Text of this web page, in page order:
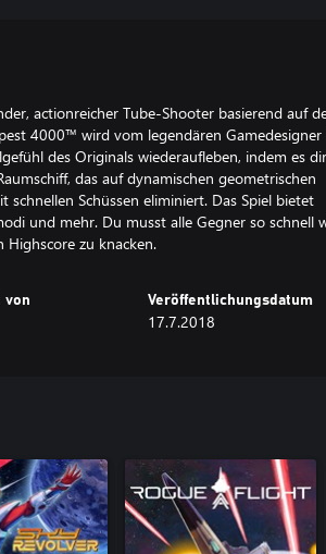
actionreicher Tube-Shooter basierend auf
4000™ wird vom legendären Gamedesigner
des Originals wiederaufleben, indem es
das auf dynamischen geometrischen
Schüssen eliminiert. Das Spiel bietet
und mehr. Du musst alle Gegner so schnell
zu knacken.
von Veröffentlichungsdatum
17.7.2018